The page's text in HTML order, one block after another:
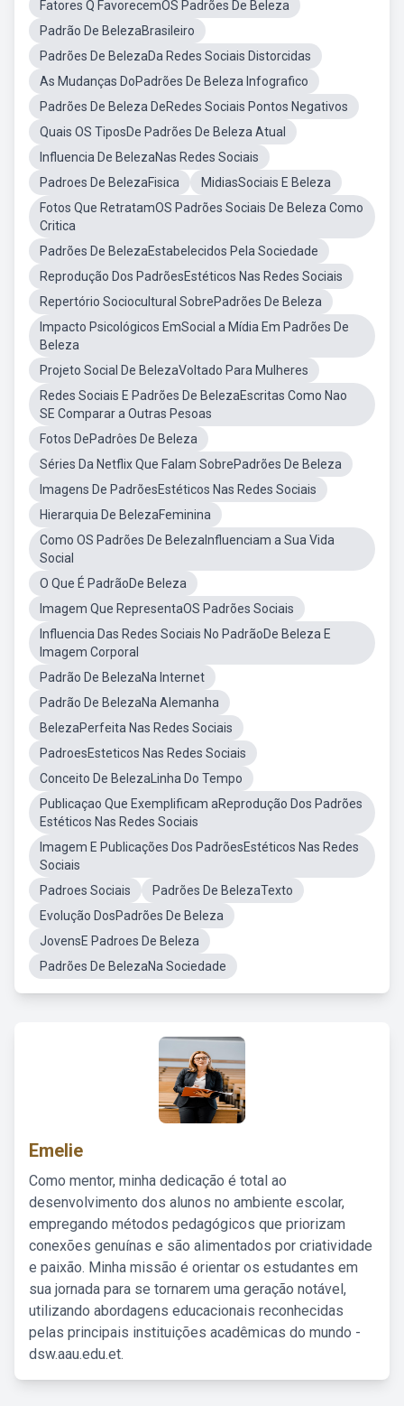
Fatores Q FavorecemOS Padrões De Beleza
Padrão De BelezaBrasileiro
Padrões De BelezaDa Redes Sociais Distorcidas
As Mudanças DoPadrões De Beleza Infografico
Padrões De Beleza DeRedes Sociais Pontos Negativos
Quais OS TiposDe Padrões De Beleza Atual
Influencia De BelezaNas Redes Sociais
Padroes De BelezaFisica
MidiasSociais E Beleza
Fotos Que RetratamOS Padrões Sociais De Beleza Como
Critica
Padrões De BelezaEstabelecidos Pela Sociedade
Reprodução Dos PadrõesEstéticos Nas Redes Sociais
Repertório Sociocultural SobrePadrões De Beleza
Impacto Psicológicos EmSocial a Mídia Em Padrões De
Beleza
Projeto Social De BelezaVoltado Para Mulheres
Redes Sociais E Padrões De BelezaEscritas Como Nao
SE Comparar a Outras Pesoas
Fotos DePadrôes De Beleza
Séries Da Netflix Que Falam SobrePadrões De Beleza
Imagens De PadrõesEstéticos Nas Redes Sociais
Hierarquia De BelezaFeminina
Como OS Padrões De BelezaInfluenciam a Sua Vida
Social
O Que É PadrãoDe Beleza
Imagem Que RepresentaOS Padrões Sociais
Influencia Das Redes Sociais No PadrãoDe Beleza E
Imagem Corporal
Padrão De BelezaNa Internet
Padrão De BelezaNa Alemanha
BelezaPerfeita Nas Redes Sociais
PadroesEsteticos Nas Redes Sociais
Conceito De BelezaLinha Do Tempo
Publicaçao Que Exemplificam aReprodução Dos Padrões
Estéticos Nas Redes Sociais
Imagem E Publicações Dos PadrõesEstéticos Nas Redes
Sociais
Padroes Sociais
Padrões De BelezaTexto
Evolução DosPadrões De Beleza
JovensE Padroes De Beleza
Padrões De BelezaNa Sociedade
Emelie
Como mentor, minha dedicação é total ao
desenvolvimento dos alunos no ambiente escolar,
empregando métodos pedagógicos que priorizam
conexões genuínas e são alimentados por criatividade
e paixão. Minha missão é orientar os estudantes em
sua jornada para se tornarem uma geração notável,
utilizando abordagens educacionais reconhecidas
pelas principais instituições acadêmicas do mundo -
dsw.aau.edu.et.